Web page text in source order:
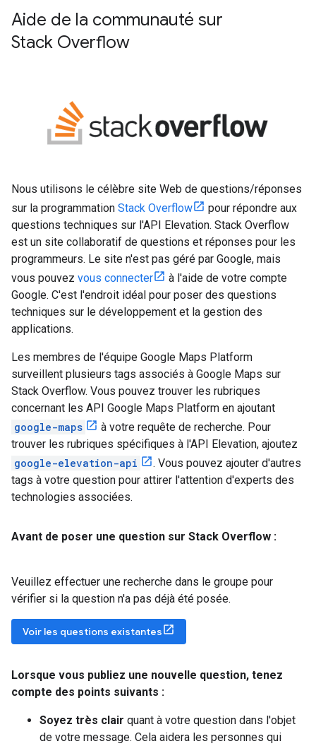
Aide de la communauté sur
Stack Overflow
Nous utilisons le célèbre site Web de questions/réponses
sur la programmation Stack Overflow
pour répondre aux
questions techniques sur l'API Elevation. Stack Overflow
est un site collaboratif de questions et réponses pour les
programmeurs. Le site n'est pas géré par Google, mais
vous pouvez vous connecter
à l'aide de votre compte
Google. C'est l'endroit idéal pour poser des questions
techniques sur le développement et la gestion des
applications.
Les membres de l'équipe Google Maps Platform
surveillent plusieurs tags associés à Google Maps sur
Stack Overflow. Vous pouvez trouver les rubriques
concernant les API Google Maps Platform en ajoutant
google-maps
à votre requête de recherche. Pour
trouver les rubriques spécifiques à l'API Elevation, ajoutez
google-elevation-api
. Vous pouvez ajouter d'autres
tags à votre question pour attirer l'attention d'experts des
technologies associées.
Avant de poser une question sur Stack Overflow :
Veuillez effectuer une recherche dans le groupe pour
vérifier si la question n'a pas déjà été posée.
Voir les questions existantes
Lorsque vous publiez une nouvelle question, tenez
compte des points suivants :
Soyez très clair quant à votre question dans l'objet
de votre message. Cela aidera les personnes qui